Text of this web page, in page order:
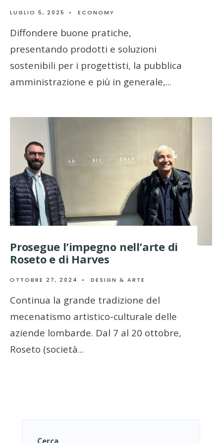
LUGLIO 5, 2025 • ECONOMY
Diffondere buone pratiche,
presentando prodotti e soluzioni
sostenibili per i progettisti, la pubblica
amministrazione e più in generale,...
Prosegue l’impegno nell’arte di
Roseto e di Harves
OTTOBRE 27, 2024 • DESIGN & ARTE
Continua la grande tradizione del
mecenatismo artistico-culturale delle
aziende lombarde. Dal 7 al 20 ottobre,
Roseto (società...